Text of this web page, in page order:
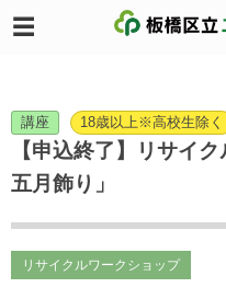
講座 18歳以上※高校生除く
【申込終了】リサイ
五月飾り」
リサイクルワークショップ